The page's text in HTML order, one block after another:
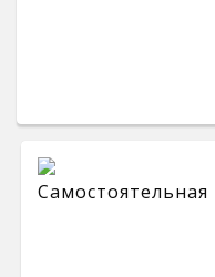
Самостоятельная